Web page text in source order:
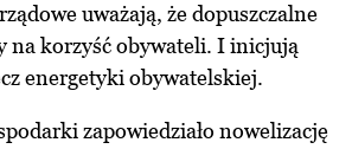
uważają, że dopuszczalne
na korzyść obywateli. I inicjują
energetyki obywatelskiej.
zapowiedziało nowelizację